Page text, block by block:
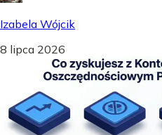
Izabela Wójcik
8 lipca 2026